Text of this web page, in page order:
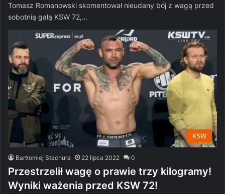
Tomasz Romanowski skomentował nieudany bój z wagą przed
sobotnią galą KSW 72,…
KSW
Bartłomiej Stachura 22 lipca 2022 0
Przestrzelił wagę o prawie trzy kilogramy!
Wyniki ważenia przed KSW 72!